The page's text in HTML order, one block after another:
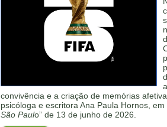
convivência e a criação de memórias
psicóloga e escritora Ana Paula Hornos,
São Paulo” de 13 de junho de 2026.